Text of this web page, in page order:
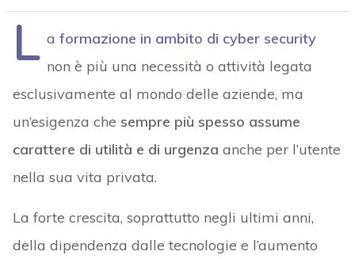
L a formazione in ambito di cyber security
non è più una necessità o attività legata
esclusivamente al mondo delle aziende, ma
un’esigenza che sempre più spesso assume
carattere di utilità e di urgenza anche per l’utente
nella sua vita privata.
La forte crescita, soprattutto negli ultimi anni,
della dipendenza dalle tecnologie e l’aumento